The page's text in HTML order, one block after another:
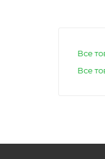
Все
Все